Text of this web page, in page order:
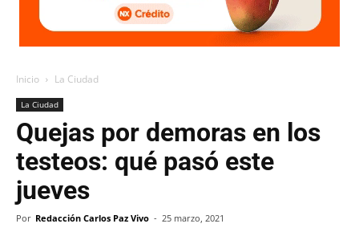
Inicio La Ciudad
La Ciudad
Quejas por demoras en los
testeos: qué pasó este
jueves
Por Redacción Carlos Paz Vivo - 25 marzo, 2021